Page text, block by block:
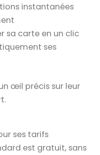
instantanées
sa carte en un clic
ses
œil précis sur leur
ses tarifs
est gratuit, sans